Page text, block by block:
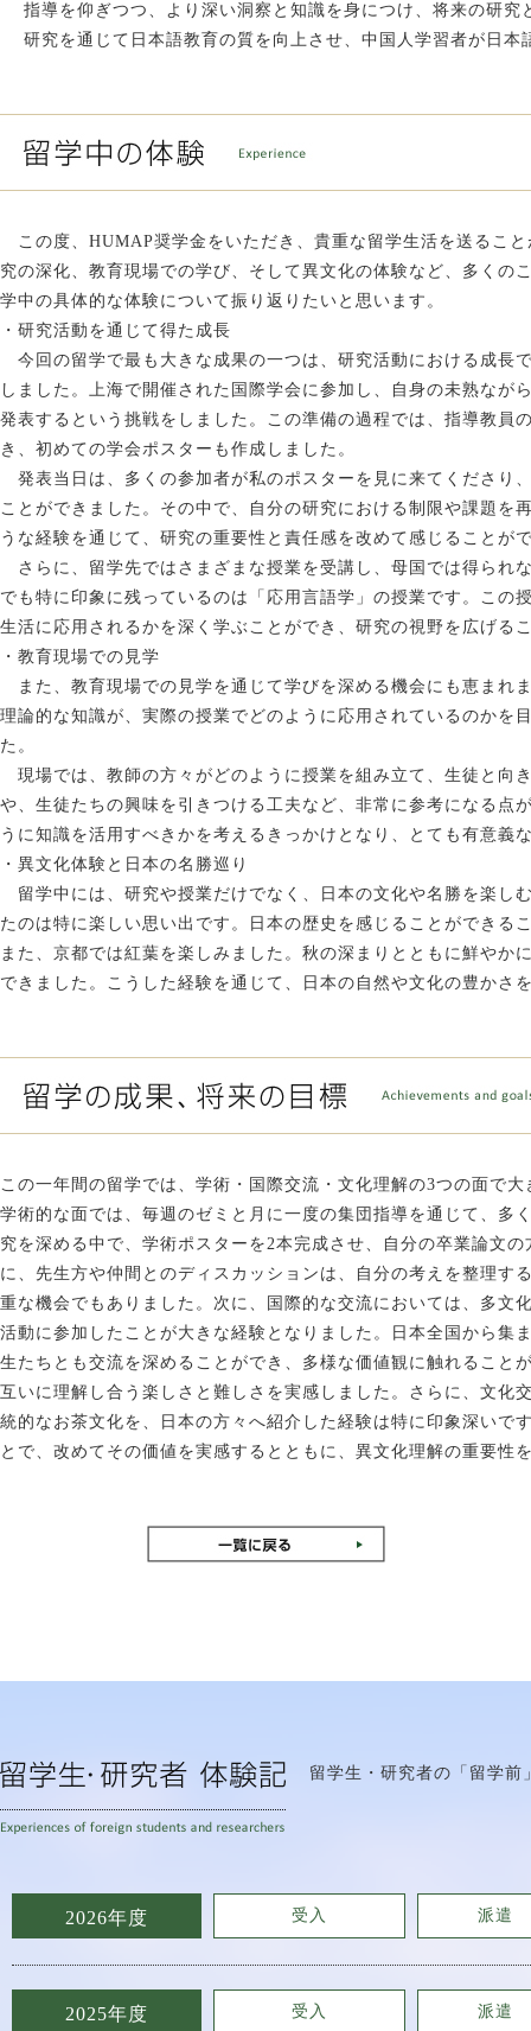
指導を仰ぎつつ、より深い洞察と知識を身につけ、将来の研
研究を通じて日本語教育の質を向上させ、中国人学習者が日
この度、HUMAP奨学金をいただき、貴重な留学生活を送るこ
究の深化、教育現場での学び、そして異文化の体験など、多くの
学中の具体的な体験について振り返りたいと思います。
・研究活動を通じて得た成長
今回の留学で最も大きな成果の一つは、研究活動における成長
しました。上海で開催された国際学会に参加し、自身の未熟なが
発表するという挑戦をしました。この準備の過程では、指導教員
き、初めての学会ポスターも作成しました。
発表当日は、多くの参加者が私のポスターを見に来てくださり
ことができました。その中で、自分の研究における制限や課題を
うな経験を通じて、研究の重要性と責任感を改めて感じることが
さらに、留学先ではさまざまな授業を受講し、母国では得られ
でも特に印象に残っているのは「応用言語学」の授業です。この
生活に応用されるかを深く学ぶことができ、研究の視野を広げる
・教育現場での見学
また、教育現場での見学を通じて学びを深める機会にも恵まれ
理論的な知識が、実際の授業でどのように応用されているのかを
た。
現場では、教師の方々がどのように授業を組み立て、生徒と向
や、生徒たちの興味を引きつける工夫など、非常に参考になる点
うに知識を活用すべきかを考えるきっかけとなり、とても有意義
・異文化体験と日本の名勝巡り
留学中には、研究や授業だけでなく、日本の文化や名勝を楽し
たのは特に楽しい思い出です。日本の歴史を感じることができる
また、京都では紅葉を楽しみました。秋の深まりとともに鮮や
できました。こうした経験を通じて、日本の自然や文化の豊かさ
この一年間の留学では、学術・国際交流・文化理解の3つの面で
学術的な面では、毎週のゼミと月に一度の集団指導を通じて、多
究を深める中で、学術ポスターを2本完成させ、自分の卒業論文
に、先生方や仲間とのディスカッションは、自分の考えを整理す
重な機会でもありました。次に、国際的な交流においては、多文
活動に参加したことが大きな経験となりました。日本全国から集
生たちとも交流を深めることができ、多様な価値観に触れること
互いに理解し合う楽しさと難しさを実感しました。さらに、文化
統的なお茶文化を、日本の方々へ紹介した経験は特に印象深いで
とで、改めてその価値を実感するとともに、異文化理解の重要性
留学生・研究者の「留学
2026年度 受入 派遣
2025年度 受入 派遣